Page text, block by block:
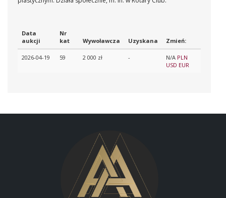
Data
aukcji
Nr
kat
Wywoławcza Uzyskana Zmień:
2026-04-19 59 2 000 zł - N/A PLN
USD EUR